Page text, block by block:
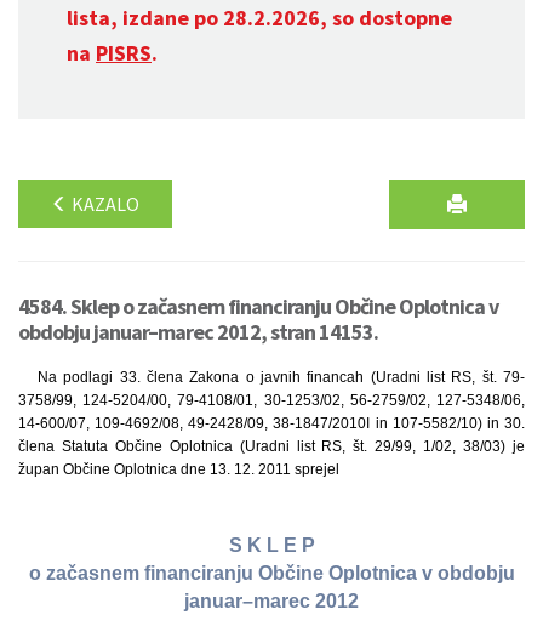
lista, izdane po 28.2.2026, so dostopne
na PISRS.
KAZALO
4584. Sklep o začasnem financiranju Občine Oplotnica v
obdobju januar–marec 2012, stran 14153.
Na podlagi 33. člena Zakona o javnih financah (Uradni list RS, št. 79-
3758/99, 124-5204/00, 79-4108/01, 30-1253/02, 56-2759/02, 127-5348/06,
14-600/07, 109-4692/08, 49-2428/09, 38-1847/2010I in 107-5582/10) in 30.
člena Statuta Občine Oplotnica (Uradni list RS, št. 29/99, 1/02, 38/03) je
župan Občine Oplotnica dne 13. 12. 2011 sprejel
S K L E P
o začasnem financiranju Občine Oplotnica v obdobju
januar–marec 2012